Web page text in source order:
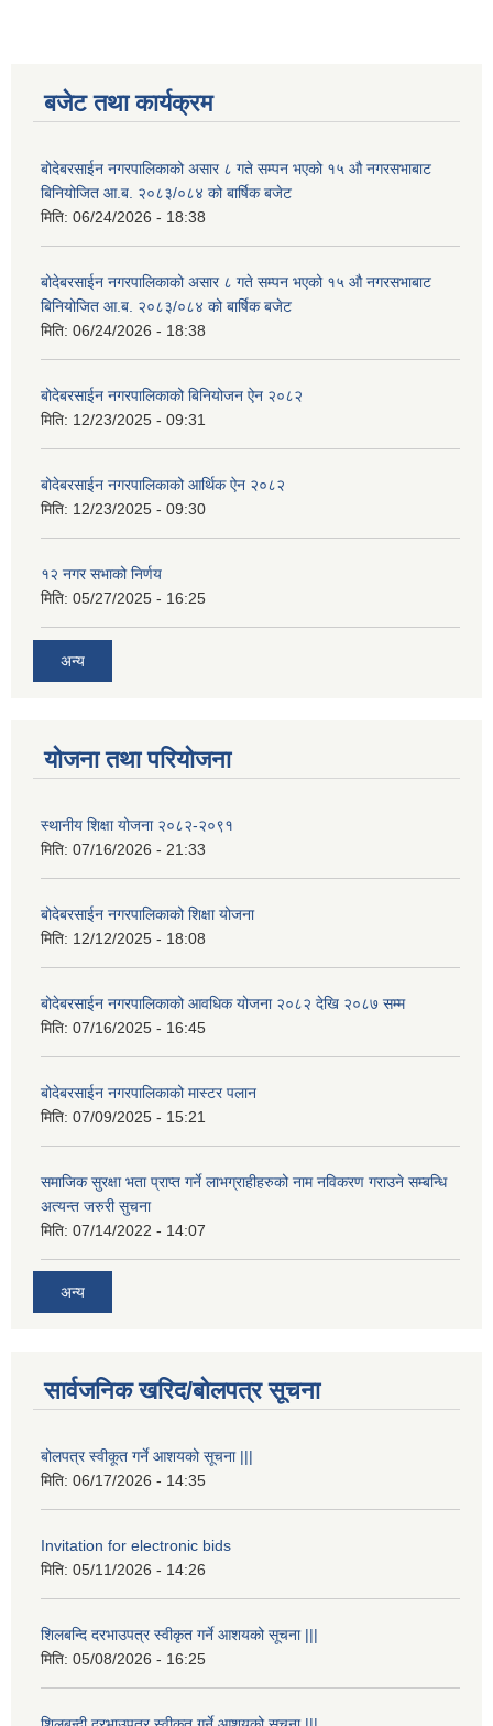
बजेट तथा कार्यक्रम
बोदेबरसाईन नगरपालिकाको असार ८ गते सम्पन भएको १५ ‍‍‍औ नगरसभाबाट
बिनियोजित आ.ब. २०८३/०८४ को बार्षिक बजेट
मिति: 06/24/2026 - 18:38
बोदेबरसाईन नगरपालिकाको असार ८ गते सम्पन भएको १५ ‍‍‍औ नगरसभाबाट
बिनियोजित आ.ब. २०८३/०८४ को बार्षिक बजेट
मिति: 06/24/2026 - 18:38
बोदेबरसाईन नगरपालिकाको बिनियोजन ऐन २०८२
मिति: 12/23/2025 - 09:31
बोदेबरसाईन नगरपालिकाको आर्थिक ऐन २०८२
मिति: 12/23/2025 - 09:30
१२ नगर सभाको निर्णय
मिति: 05/27/2025 - 16:25
अन्य
योजना तथा परियोजना
स्थानीय शिक्षा योजना २०८२-२०९१
मिति: 07/16/2026 - 21:33
बोदेबरसाईन नगरपालिकाको शिक्षा योजना
मिति: 12/12/2025 - 18:08
बोदेबरसाईन नगरपालिकाको आवधिक योजना २०८२ देखि २०८७ सम्म
मिति: 07/16/2025 - 16:45
बोदेबरसाईन नगरपालिकाको मास्टर पलान
मिति: 07/09/2025 - 15:21
समाजिक सुरक्षा भता प्राप्त गर्ने लाभग्राहीहरुको नाम नविकरण गराउने सम्बन्धि
अत्यन्त जरुरी सुचना
मिति: 07/14/2022 - 14:07
अन्य
सार्वजनिक खरिद/बोलपत्र सूचना
बोलपत्र स्वीकूत गर्ने आशयको सूचना |||
मिति: 06/17/2026 - 14:35
Invitation for electronic bids
मिति: 05/11/2026 - 14:26
शिलबन्दि दरभाउपत्र स्वीकृत गर्ने आशयको सूचना |||
मिति: 05/08/2026 - 16:25